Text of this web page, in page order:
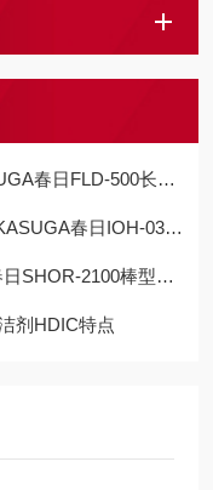
长条直流风扇型静电消除器
03顶置电离器技术详解
2100棒型静电消除器
剂HDIC特点